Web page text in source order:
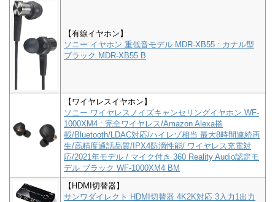
【有線イヤホン】
ソニー イヤホン 重低音モデル MDR-XB55 : カナル型
ブラック MDR-XB55 B
【ワイヤレスイヤホン】
ソニー ワイヤレスノイズキャンセリングイヤホン WF-
1000XM4 : 完全ワイヤレス/Amazon Alexa搭
載/Bluetooth/LDAC対応/ハイレゾ相当 最大8時間連続再
生/高精度通話品質/IPX4防滴性能/ ワイヤレス充電対
応/2021年モデル / マイク付き 360 Reality Audio認定モ
デル ブラック WF-1000XM4 BM
【HDMI切替器】
サンワダイレクト HDMI切替器 4K2K対応 3入力1出力